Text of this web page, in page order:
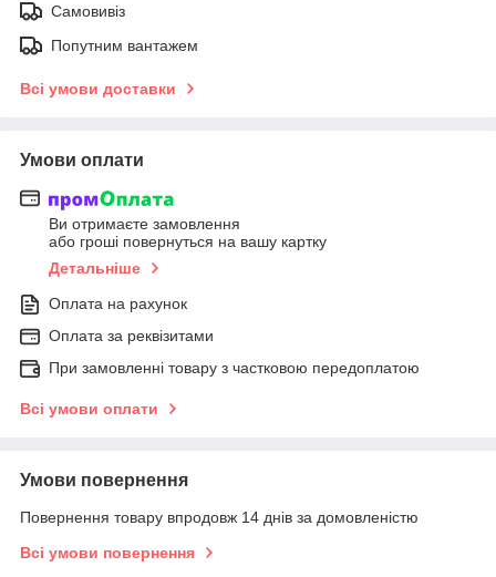
Самовивіз
Попутним вантажем
Всі умови доставки
Умови оплати
Ви отримаєте замовлення
або гроші повернуться на вашу картку
Детальніше
Оплата на рахунок
Оплата за реквізитами
При замовленні товару з частковою передоплатою
Всі умови оплати
Умови повернення
Повернення товару впродовж 14 днів за домовленістю
Всі умови повернення